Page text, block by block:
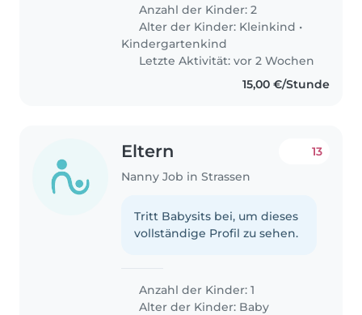
Anzahl der Kinder: 2
Alter der Kinder: Kleinkind •
Kindergartenkind
Letzte Aktivität: vor 2 Wochen
15,00 €/Stunde
Eltern
Nanny Job in Strassen
13
Tritt Babysits bei, um dieses
vollständige Profil zu sehen.
Anzahl der Kinder: 1
Alter der Kinder: Baby